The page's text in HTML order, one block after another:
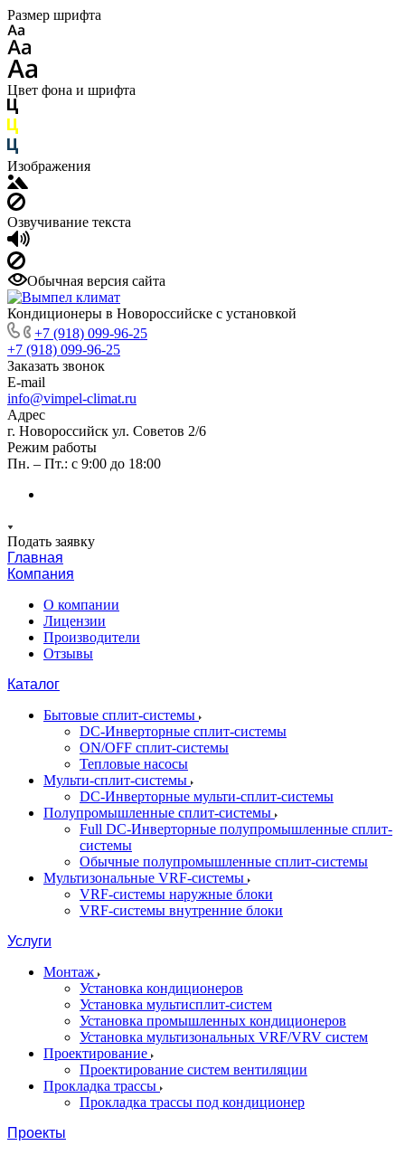
Размер шрифта
Цвет фона и шрифта
Изображения
Озвучивание текста
Обычная версия сайта
Кондиционеры в Новороссийске с установкой
+7 (918) 099-96-25
+7 (918) 099-96-25
Заказать звонок
E-mail
info@vimpel-climat.ru
Адрес
г. Новороссийск ул. Советов 2/6
Режим работы
Пн. – Пт.: с 9:00 до 18:00
Подать заявку
Главная
Компания
О компании
Лицензии
Производители
Отзывы
Каталог
Бытовые сплит-системы
DC-Инверторные сплит-системы
ON/OFF сплит-системы
Тепловые насосы
Мульти-сплит-системы
DC-Инверторные мульти-сплит-системы
Полупромышленные сплит-системы
Full DC-Инверторные полупромышленные сплит-
системы
Обычные полупромышленные сплит-системы
Мультизональные VRF-системы
VRF-системы наружные блоки
VRF-системы внутренние блоки
Услуги
Монтаж
Установка кондиционеров
Установка мультисплит-систем
Установка промышленных кондиционеров
Установка мультизональных VRF/VRV систем
Проектирование
Проектирование систем вентиляции
Прокладка трассы
Прокладка трассы под кондиционер
Проекты